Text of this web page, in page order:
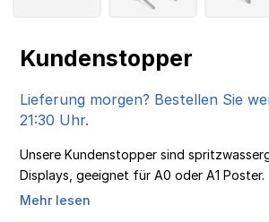
Kundenstopper
Lieferung morgen? Bestellen Sie
21:30 Uhr.
Unsere Kundenstopper sind
Displays, geeignet für A0 oder A1 Poster.
Mehr lesen